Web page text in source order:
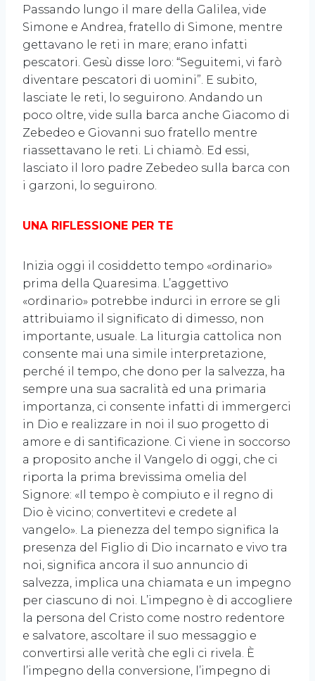
Passando lungo il mare della Galilea, vide
Simone e Andrea, fratello di Simone, mentre
gettavano le reti in mare; erano infatti
pescatori. Gesù disse loro: “Seguitemi, vi farò
diventare pescatori di uomini”. E subito,
lasciate le reti, lo seguirono. Andando un
poco oltre, vide sulla barca anche Giacomo di
Zebedeo e Giovanni suo fratello mentre
riassettavano le reti. Li chiamò. Ed essi,
lasciato il loro padre Zebedeo sulla barca con
i garzoni, lo seguirono.
UNA RIFLESSIONE PER TE
Inizia oggi il cosiddetto tempo «ordinario»
prima della Quaresima. L’aggettivo
«ordinario» potrebbe indurci in errore se gli
attribuiamo il significato di dimesso, non
importante, usuale. La liturgia cattolica non
consente mai una simile interpretazione,
perché il tempo, che dono per la salvezza, ha
sempre una sua sacralità ed una primaria
importanza, ci consente infatti di immergerci
in Dio e realizzare in noi il suo progetto di
amore e di santificazione. Ci viene in soccorso
a proposito anche il Vangelo di oggi, che ci
riporta la prima brevissima omelia del
Signore: «Il tempo è compiuto e il regno di
Dio è vicino; convertitevi e credete al
vangelo». La pienezza del tempo significa la
presenza del Figlio di Dio incarnato e vivo tra
noi, significa ancora il suo annuncio di
salvezza, implica una chiamata e un impegno
per ciascuno di noi. L’impegno è di accogliere
la persona del Cristo come nostro redentore
e salvatore, ascoltare il suo messaggio e
convertirsi alle verità che egli ci rivela. È
l’impegno della conversione, l’impegno di